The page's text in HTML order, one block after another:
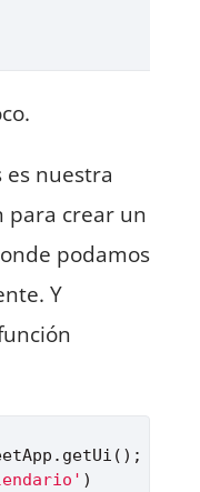
nuestra
para crear un
podamos
Y